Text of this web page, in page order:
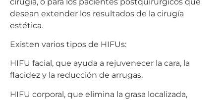
desean extender los resultados de la cirugía
estética.
Existen varios tipos de HIFUs:
HIFU facial, que ayuda a rejuvenecer la cara, la
flacidez y la reducción de arrugas.
HIFU corporal, que elimina la grasa localizada,